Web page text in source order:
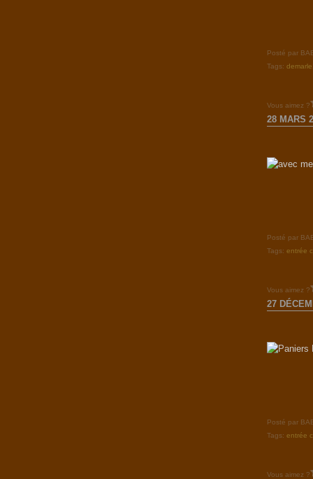
Posté par
Tags: demarle
Vous aimez ?
28 MARS
Posté par
Tags: entrée
Vous aimez ?
27
Posté par
Tags: entrée
Vous aimez ?